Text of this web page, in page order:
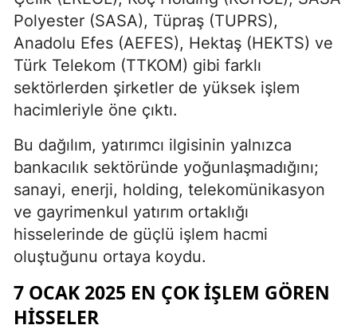
Polyester (SASA), Tüpraş (TUPRS),
Anadolu Efes (AEFES), Hektaş (HEKTS) ve
Türk Telekom (TTKOM) gibi farklı
sektörlerden şirketler de yüksek işlem
hacimleriyle öne çıktı.
Bu dağılım, yatırımcı ilgisinin yalnızca
bankacılık sektöründe yoğunlaşmadığını;
sanayi, enerji, holding, telekomünikasyon
ve gayrimenkul yatırım ortaklığı
hisselerinde de güçlü işlem hacmi
oluştuğunu ortaya koydu.
7 OCAK 2025 EN ÇOK IŞLEM GÖREN
HISSELER